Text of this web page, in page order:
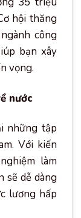
hội thăng
công
bạn xây
vọng.
nước
những tập
Với kiến
làm
sẽ dễ dàng
lương hấp